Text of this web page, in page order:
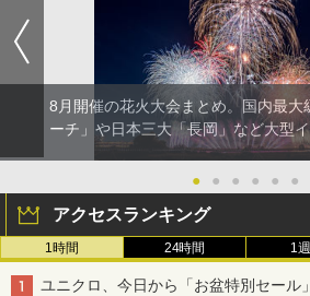
8月開催の花火大会まとめ。国内最大
ーチ」や日本三大「長岡」など大型
● ● ● ● ● ●
アクセスランキング
1時間 24時間 1
ユニクロ、今日から「お盆特別セール